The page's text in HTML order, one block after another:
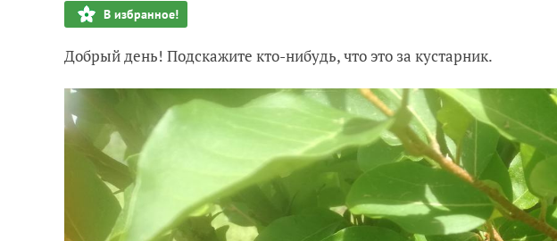
В избранное!
Добрый день! Подскажите кто-нибудь, что это за кустарник.